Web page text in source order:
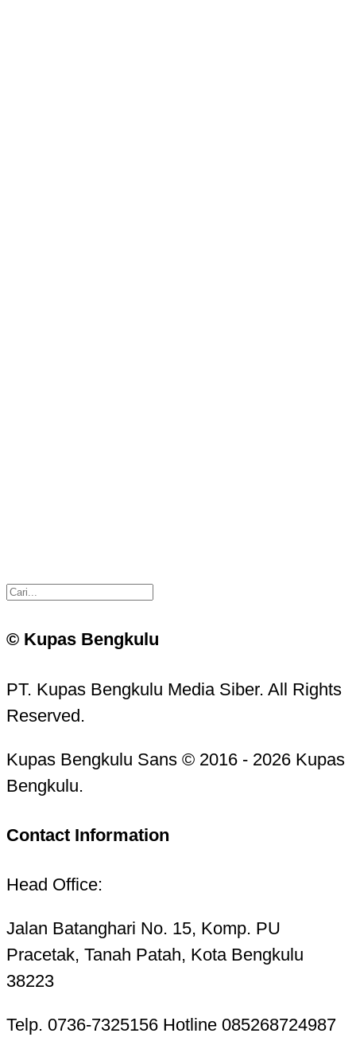
© Kupas Bengkulu
PT. Kupas Bengkulu Media Siber. All Rights
Reserved.
Kupas Bengkulu Sans © 2016 - 2026 Kupas
Bengkulu.
Contact Information
Head Office:
Jalan Batanghari No. 15, Komp. PU
Pracetak, Tanah Patah, Kota Bengkulu
38223
Telp. 0736-7325156 Hotline 085268724987